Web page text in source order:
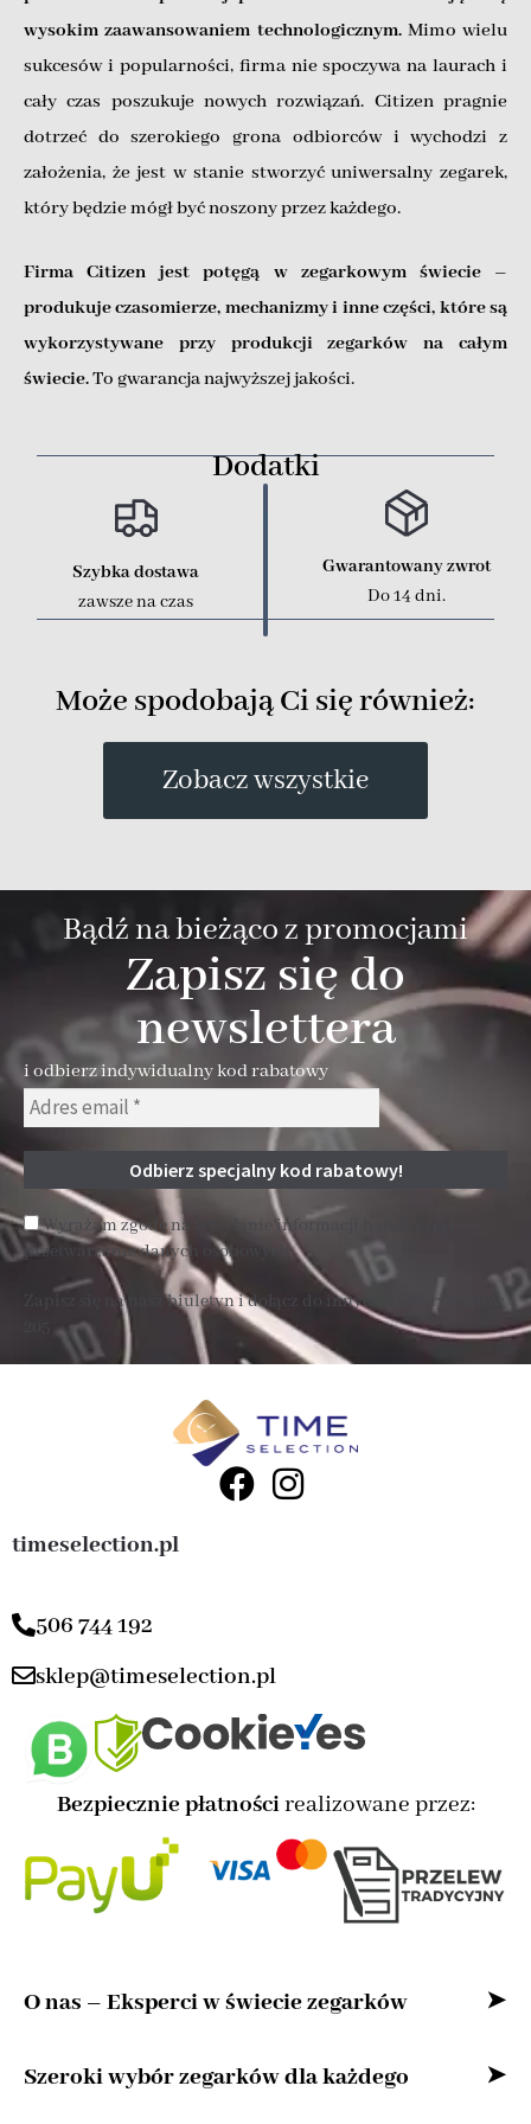
wysokim zaawansowaniem technologicznym.Mimo wielu
sukcesów i popularności, firma nie spoczywa na laurach i
cały czas poszukuje nowych rozwiązań. Citizen pragnie
dotrzeć do szerokiego grona odbiorców i wychodzi z
założenia, że jest w stanie stworzyć uniwersalny zegarek,
który będzie mógł być noszony przez każdego.
Firma Citizen jest potęgą w zegarkowym świecie –
produkuje czasomierze, mechanizmy i inne części, które są
wykorzystywane przy produkcji zegarków na całym
świecie.To gwarancja najwyższej jakości.
Dodatki
Szybka dostawa
zawsze na czas
Gwarantowany zwrot
Do 14 dni.
Może spodobają Ci się również:
Zobacz wszystkie
Bądź na bieżąco z promocjami
Zapisz się do
newslettera
i odbierz indywidualny kod rabatowy
Wyrażam zgodę na wysyłanie informacji handlowej i
przetwarzanie danych osobowych
Zapisz się na nasz biuletyn i dołącz do innych subskrybentów
timeselection.pl
506 744 192
sklep@timeselection.pl
Bezpiecznie płatnościrealizowane przez:
O nas – Eksperci w świecie zegarków
Witaj w naszym sklepie internetowym –
Szeroki wybór zegarków dla każdego